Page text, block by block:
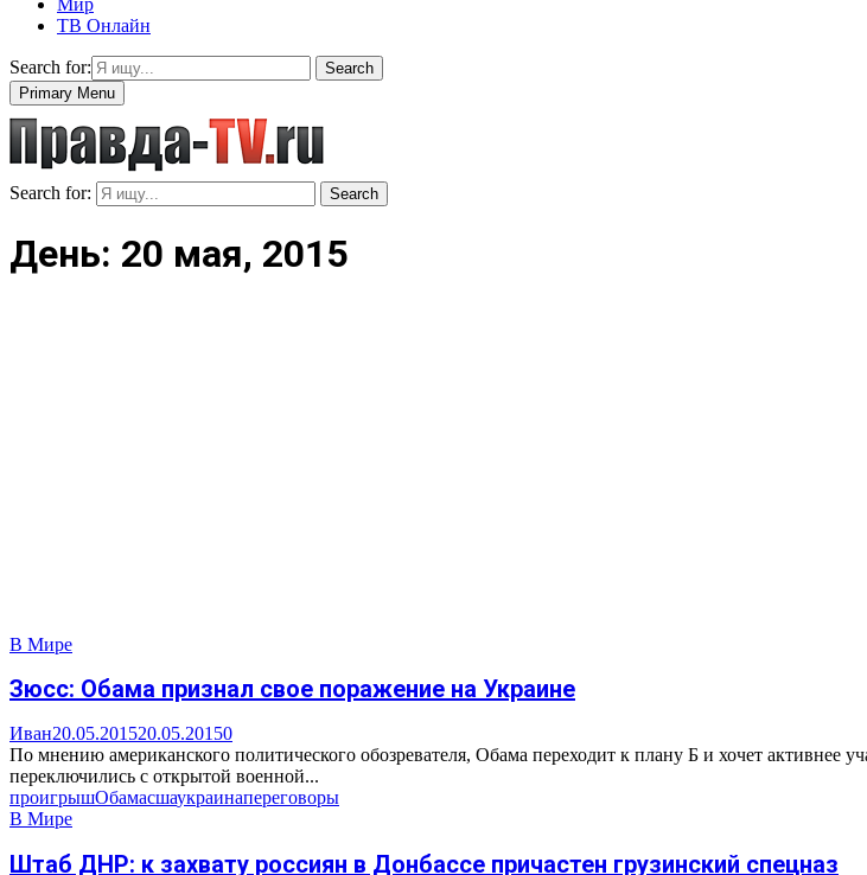
Мир
ТВ Онлайн
Search for:
Search
Primary Menu
Search for: Search
День: 20 мая, 2015
В Мире
Зюсс: Обама признал свое поражение на Украине
Иван20.05.201520.05.20150
По мнению американского политического обозревателя, Обама переходит к плану Б и хочет активнее
переключились с открытой военной...
проигрышОбамасшаукраинапереговоры
В Мире
Штаб ДНР: к захвату россиян в Донбассе причастен грузинский спецназ